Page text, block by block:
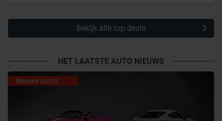
Bekijk alle top deals
HET LAATSTE AUTO NIEUWS
Nieuwe auto’s